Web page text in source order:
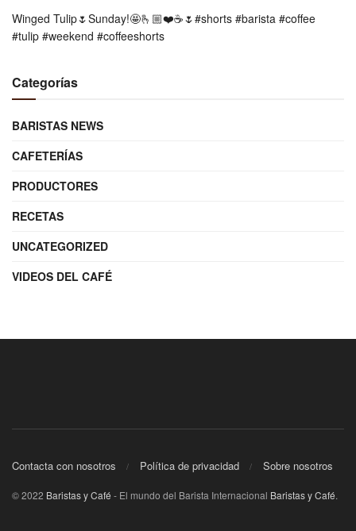
Winged Tulip🌷Sunday!🤩🫰🏼❤️☕️🌷#shorts #barista #coffee
#tulip #weekend #coffeeshorts
Categorías
BARISTAS NEWS
CAFETERÍAS
PRODUCTORES
RECETAS
UNCATEGORIZED
VIDEOS DEL CAFÉ
Contacta con nosotros Política de privacidad Sobre nosotros
© 2022 Baristas y Café - El mundo del Barista Internacional Baristas y Café.